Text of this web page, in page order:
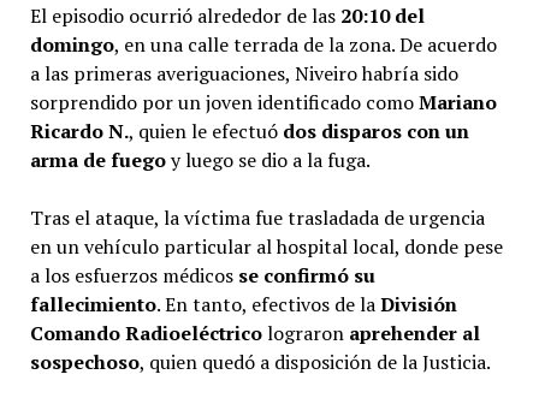
El episodio ocurrió alrededor de las 20:10 del
domingo, en una calle terrada de la zona. De acuerdo
a las primeras averiguaciones, Niveiro habría sido
sorprendido por un joven identificado comoMariano
Ricardo N., quien le efectuó dos disparos con un
arma de fuegoy luego se dio a la fuga.
Tras el ataque, la víctima fue trasladada de urgencia
en un vehículo particular al hospital local, donde pese
a los esfuerzos médicos se confirmó su
fallecimiento. En tanto, efectivos de laDivisión
Comando Radioeléctricolograron aprehender al
sospechoso, quien quedó a disposición de la Justicia.